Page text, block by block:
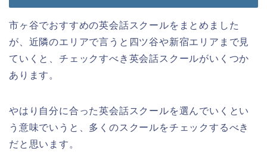
市ヶ谷でおすすめの英会話スクールをまとめました
が、近隣のエリアで言うと四ツ谷や新宿エリアまで見
ていくと、チェックすべき英会話スクールがいくつか
あります。
やはり自分に合った英会話スクールを選んでいくとい
う意味でいうと、多くのスクールをチェックするべき
だと思います。